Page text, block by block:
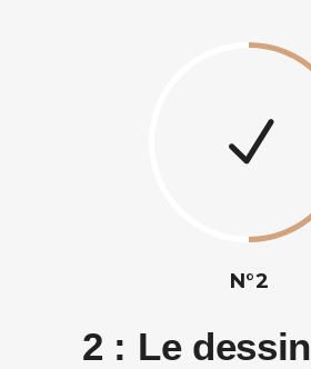
N°2
2 : Le dessin